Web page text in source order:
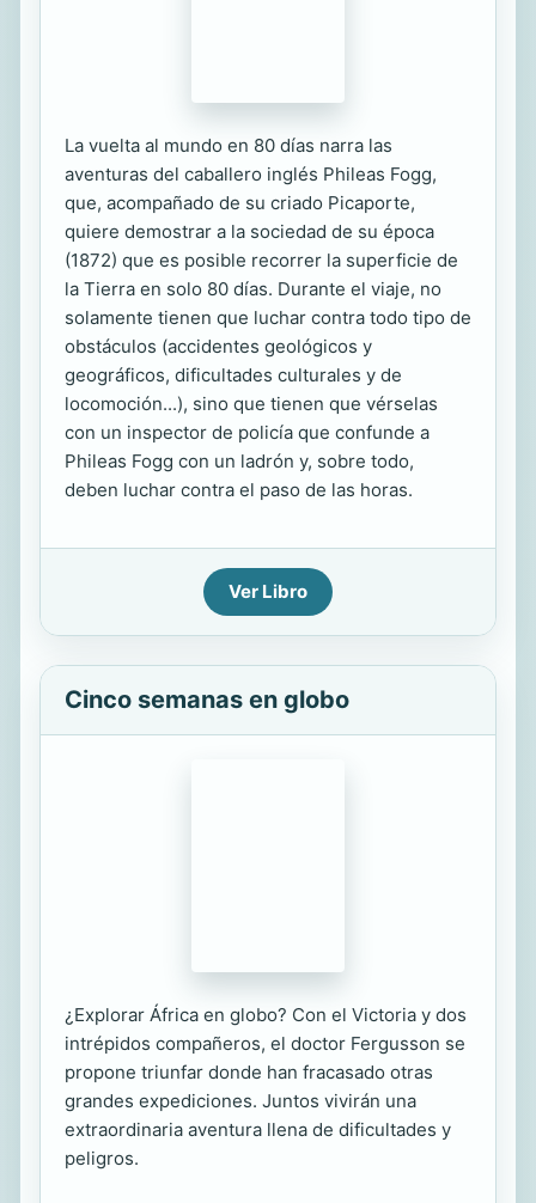
La vuelta al mundo en 80 días narra las
aventuras del caballero inglés Phileas Fogg,
que, acompañado de su criado Picaporte,
quiere demostrar a la sociedad de su época
(1872) que es posible recorrer la superficie de
la Tierra en solo 80 días. Durante el viaje, no
solamente tienen que luchar contra todo tipo de
obstáculos (accidentes geológicos y
geográficos, dificultades culturales y de
locomoción...), sino que tienen que vérselas
con un inspector de policía que confunde a
Phileas Fogg con un ladrón y, sobre todo,
deben luchar contra el paso de las horas.
Ver Libro
Cinco semanas en globo
¿Explorar África en globo? Con el Victoria y dos
intrépidos compañeros, el doctor Fergusson se
propone triunfar donde han fracasado otras
grandes expediciones. Juntos vivirán una
extraordinaria aventura llena de dificultades y
peligros.